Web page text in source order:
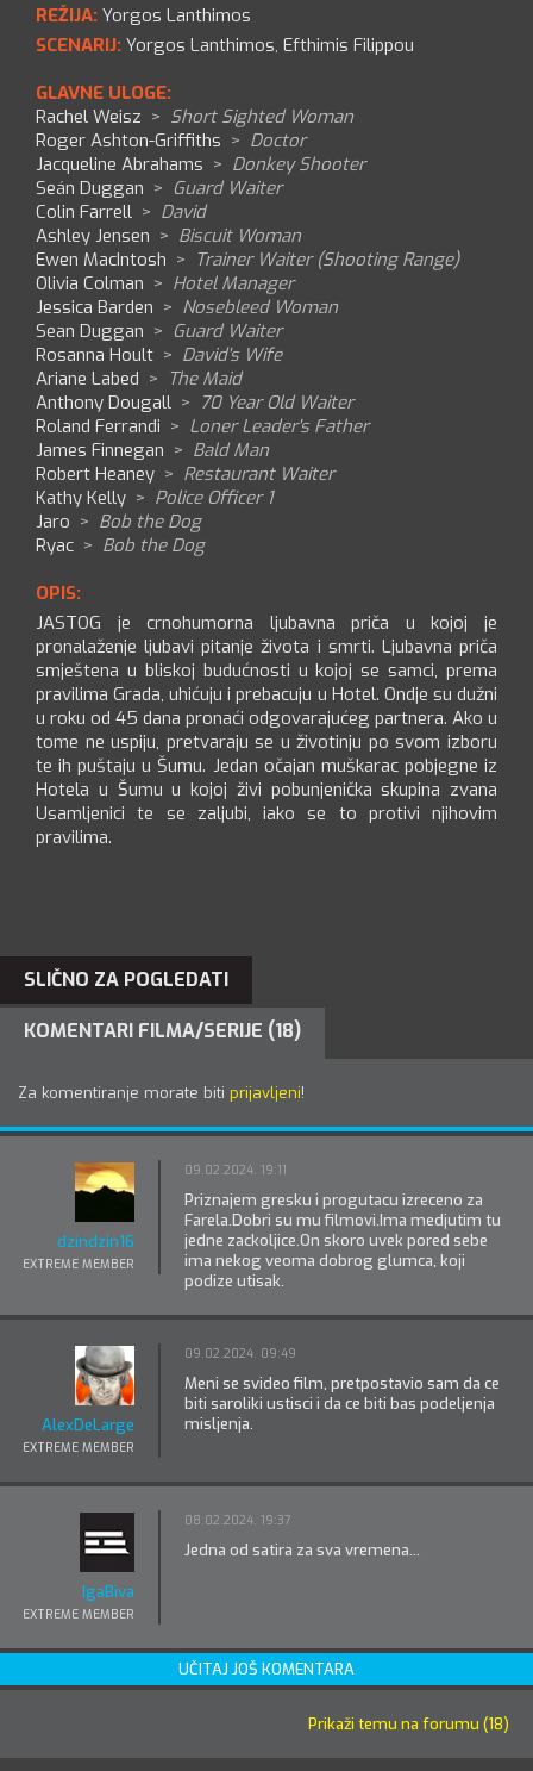
REŽIJA: Yorgos Lanthimos
SCENARIJ: Yorgos Lanthimos, Efthimis Filippou
GLAVNE ULOGE:
Rachel Weisz > Short Sighted Woman
Roger Ashton-Griffiths > Doctor
Jacqueline Abrahams > Donkey Shooter
Seán Duggan > Guard Waiter
Colin Farrell > David
Ashley Jensen > Biscuit Woman
Ewen MacIntosh > Trainer Waiter (Shooting Range)
Olivia Colman > Hotel Manager
Jessica Barden > Nosebleed Woman
Sean Duggan > Guard Waiter
Rosanna Hoult > David's Wife
Ariane Labed > The Maid
Anthony Dougall > 70 Year Old Waiter
Roland Ferrandi > Loner Leader's Father
James Finnegan > Bald Man
Robert Heaney > Restaurant Waiter
Kathy Kelly > Police Officer 1
Jaro > Bob the Dog
Ryac > Bob the Dog
OPIS:
JASTOG je crnohumorna ljubavna priča u kojoj je
pronalaženje ljubavi pitanje života i smrti. Ljubavna priča
smještena u bliskoj budućnosti u kojoj se samci, prema
pravilima Grada, uhićuju i prebacuju u Hotel. Ondje su dužni
u roku od 45 dana pronaći odgovarajućeg partnera. Ako u
tome ne uspiju, pretvaraju se u životinju po svom izboru
te ih puštaju u Šumu. Jedan očajan muškarac pobjegne iz
Hotela u Šumu u kojoj živi pobunjenička skupina zvana
Usamljenici te se zaljubi, iako se to protivi njihovim
pravilima.
SLIČNO ZA POGLEDATI
KOMENTARI FILMA/SERIJE (18)
Za komentiranje morate biti prijavljeni!
dzindzin16
EXTREME MEMBER
09.02.2024. 19:11
Priznajem gresku i progutacu izreceno za
Farela.Dobri su mu filmovi.Ima medjutim tu
jedne zackoljice.On skoro uvek pored sebe
ima nekog veoma dobrog glumca, koji
podize utisak.
AlexDeLarge
EXTREME MEMBER
09.02.2024. 09:49
Meni se svideo film, pretpostavio sam da ce
biti saroliki ustisci i da ce biti bas podeljenja
misljenja.
IgaBiva
EXTREME MEMBER
08.02.2024. 19:37
Jedna od satira za sva vremena...
UČITAJ JOŠ KOMENTARA
Prikaži temu na forumu (18)